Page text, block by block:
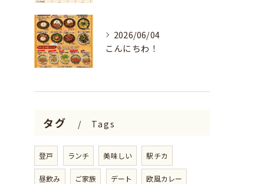
2026/06/04
こんにちわ！
タグ Tags
登戸 ランチ 美味しい 駅チカ
昼飲み ご家族 デート 欧風カレー